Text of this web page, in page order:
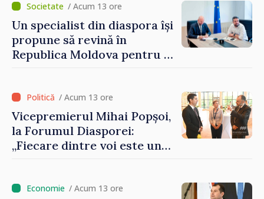
/ Acum 13 ore
Un specialist din diaspora își
propune să revină în
Republica Moldova pentru a
/ Acum 13 ore
Vicepremierul Mihai Popșoi,
la Forumul Diasporei:
„Fiecare dintre voi este un
imaginii Republicii Moldova”
/ Acum 13 ore